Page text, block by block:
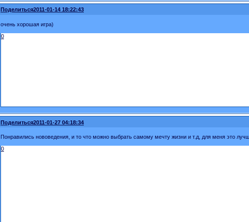
Поделиться2011-01-14 18:22:43
очень хорошая игра)
0
Поделиться2011-01-27 04:18:34
Понравились нововедения, и то что можно выбрать самому мечту жизни и т.д, для меня это
0